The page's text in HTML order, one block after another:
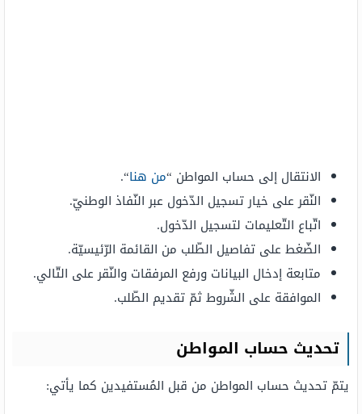
الانتقال إلى حساب المواطن “من هنا“.
النّقر على خيار تسجيل الدّخول عبر النّفاذ الوطنيّ.
اتّباع التّعليمات لتسجيل الدّخول.
الضّغط على تفاصيل الطّلب من القائمة الرّئيسيّة.
متابعة إدخال البيانات ورفع المرفقات والنّقر على التّالي.
الموافقة على الشّروط ثمّ تقديم الطّلب.
تحديث حساب المواطن
يتمّ تحديث حساب المواطن من قبل المُستفيدين كما يأتي: